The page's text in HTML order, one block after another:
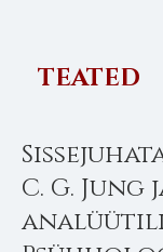
TEATED
C. G. Jung